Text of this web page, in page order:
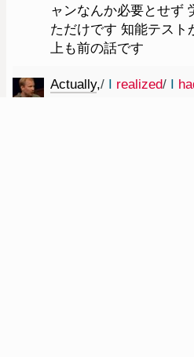
ャンなんか必要とせず
ただけです 知能テスト
上も前の話です
Actually,/ I realized/ I